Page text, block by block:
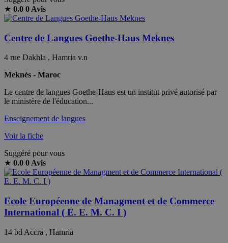
★ 0.0 0 Avis
Centre de Langues Goethe-Haus Meknes
4 rue Dakhla , Hamria v.n
Meknès - Maroc
Le centre de langues Goethe-Haus est un institut privé autorisé par
le ministère de l'éducation...
Enseignement de langues
Voir la fiche
Suggéré pour vous
★ 0.0 0 Avis
Ecole Européenne de Managment et de Commerce
International ( E. E. M. C. I )
14 bd Accra , Hamria